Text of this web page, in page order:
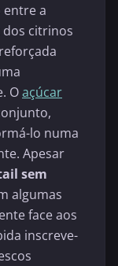
entre a
dos citrinos
Oaçúcar
lo numa
Apesar
sem
algumas
face aos
inscreve-